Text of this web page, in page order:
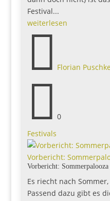
Festival...
weiterlesen
 Florian
 0
Festivals
Vorbericht:
Vorbericht: Sommerpalooza
Es riecht nach
Passend dazu gibt es